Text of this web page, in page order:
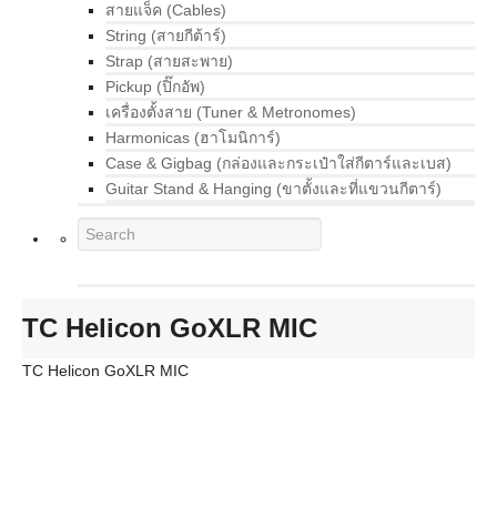
สายแจ็ค (Cables)
String (สายกีต้าร์)
Strap (สายสะพาย)
Pickup (ปิ๊กอัพ)
เครื่องตั้งสาย (Tuner & Metronomes)
Harmonicas (ฮาโมนิการ์)
Case & Gigbag (กล่องและกระเป๋าใส่กีตาร์และเบส)
Guitar Stand & Hanging (ขาตั้งและที่แขวนกีตาร์)
TC Helicon GoXLR MIC
TC Helicon GoXLR MIC